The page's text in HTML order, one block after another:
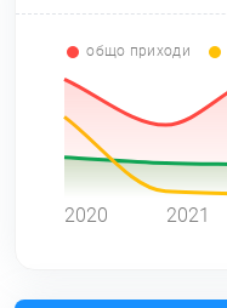
общо приходи
2020 2021